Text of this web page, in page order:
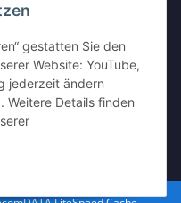
gestatten Sie den
Website: YouTube,
jederzeit ändern
Weitere Details finden